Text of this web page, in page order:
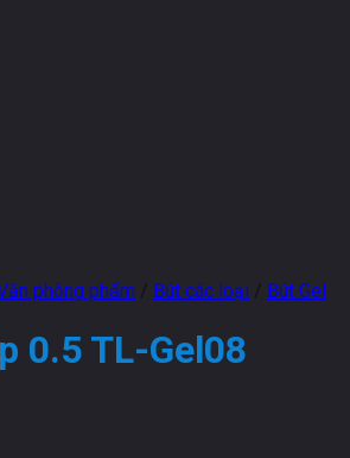
phòng phẩm / Bút các loại / Bút Gel
0.5 TL-Gel08